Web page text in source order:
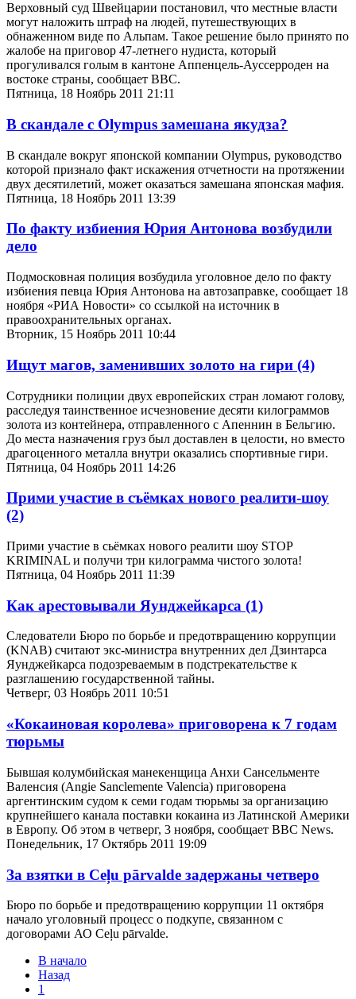
Верховный суд Швейцарии постановил, что местные власти
могут наложить штраф на людей, путешествующих в
обнаженном виде по Альпам. Такое решение было принято по
жалобе на приговор 47-летнего нудиста, который
прогуливался голым в кантоне Аппенцель-Ауссерроден на
востоке страны, сообщает ВВС.
Пятница, 18 Ноябрь 2011 21:11
В скандале с Olympus замешана якудза?
В скандале вокруг японской компании Olympus, руководство
которой признало факт искажения отчетности на протяжении
двух десятилетий, может оказаться замешана японская мафия.
Пятница, 18 Ноябрь 2011 13:39
По факту избиения Юрия Антонова возбудили
дело
Подмосковная полиция возбудила уголовное дело по факту
избиения певца Юрия Антонова на автозаправке, сообщает 18
ноября «РИА Новости» со ссылкой на источник в
правоохранительных органах.
Вторник, 15 Ноябрь 2011 10:44
Ищут магов, заменивших золото на гири (4)
Сотрудники полиции двух европейских стран ломают голову,
расследуя таинственное исчезновение десяти килограммов
золота из контейнера, отправленного с Апеннин в Бельгию.
До места назначения груз был доставлен в целости, но вместо
драгоценного металла внутри оказались спортивные гири.
Пятница, 04 Ноябрь 2011 14:26
Прими участие в съёмках нового реалити-шоу
(2)
Прими участие в сьёмках нового реалити шоу STOP
KRIMINAL и получи три килограмма чистого золота!
Пятница, 04 Ноябрь 2011 11:39
Как арестовывали Яунджейкарса (1)
Следователи Бюро по борьбе и предотвращению коррупции
(KNAB) считают экс-министра внутренних дел Дзинтарса
Яунджейкарса подозреваемым в подстрекательстве к
разглашению государственной тайны.
Четверг, 03 Ноябрь 2011 10:51
«Кокаиновая королева» приговорена к 7 годам
тюрьмы
Бывшая колумбийская манекенщица Анхи Сансельменте
Валенсия (Angie Sanclemente Valencia) приговорена
аргентинским судом к семи годам тюрьмы за организацию
крупнейшего канала поставки кокаина из Латинской Америки
в Европу. Об этом в четверг, 3 ноября, сообщает BBC News.
Понедельник, 17 Октябрь 2011 19:09
За взятки в Ceļu pārvalde задержаны четверо
Бюро по борьбе и предотвращению коррупции 11 октября
начало уголовный процесс о подкупе, связанном с
договорами АО Ceļu pārvalde.
В начало
Назад
1